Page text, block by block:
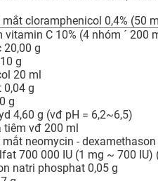
cloramphenicol 0,4% (50
vitamin C 10% (4 nhóm ´ 200
20,00 g
g
20 ml
0,04 g
g
4,60 g (vđ pH = 6,2~6,5)
tiêm vđ 200 ml
neomycin -
700 000 IU (1 mg ~ 700 IU)
natri phosphat 0,05 g